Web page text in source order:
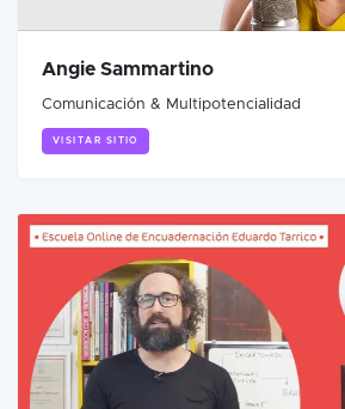
Angie Sammartino
Comunicación & Multipotencialidad
VISITAR SITIO